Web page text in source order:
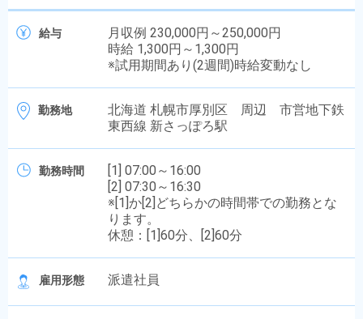
給与
月収例 230,000円～250,000円
時給 1,300円～1,300円
※試用期間あり(2週間)時給変動なし
勤務地
北海道 札幌市厚別区 周辺 市営地下鉄
東西線 新さっぽろ駅
勤務時間
[1] 07:00～16:00
[2] 07:30～16:30
※[1]か[2]どちらかの時間帯での勤務とな
ります。
休憩：[1]60分、[2]60分
雇用形態 派遣社員